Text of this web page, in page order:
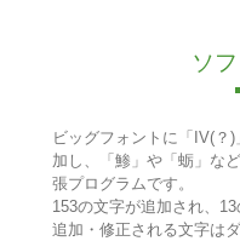
ソ
ビッグフォントに「IV(？
加し、「鯵」や「蛎」な
張プログラムです。
153の文字が追加され、13
追加・修正される文字は